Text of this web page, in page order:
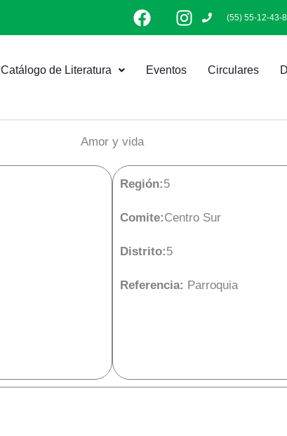
F
a
e
b
I
n
a
(55) 55-12-43-
Catálogo de Literatura Eventos Circulares
Amor y vida
Región:5
Comite:Centro Sur
Distrito:5
Referencia: Parroquia